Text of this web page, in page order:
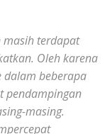
terdapat
Oleh karena
dalam beberapa
pendampingan
masing.